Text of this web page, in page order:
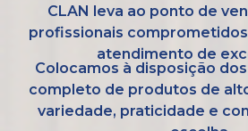
CLAN leva ao ponto de
profissionais
atendimento de
Colocamos à disposição
completo de produtos de
variedade, praticidade e